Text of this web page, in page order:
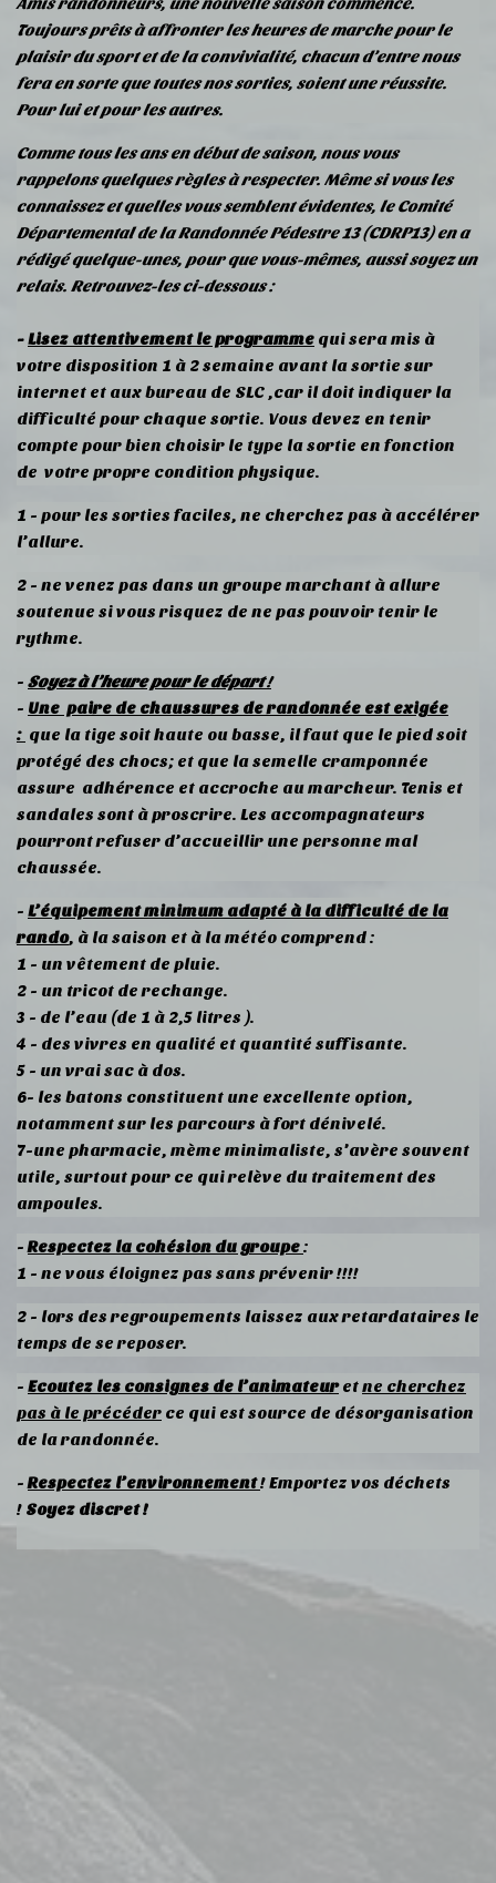
Toujours prêts à affronter les heures de marche pour le
plaisir du sport et de la convivialité, chacun d’entre nous
fera en sorte que toutes nos sorties, soient une réussite.
Pour lui et pour les autres.
Comme tous les ans en début de saison, nous vous
rappelons quelques règles à respecter. Même si vous les
connaissez et quelles vous semblent évidentes, le Comité
Départemental de la Randonnée Pédestre 13 (CDRP13) en a
rédigé quelque-unes, pour que vous-mêmes, aussi soyez un
relais. Retrouvez-les ci-dessous :
-Lisez attentivement le programme qui sera mis à
votre disposition 1 à 2 semaine avant la sortie sur
internet et aux bureau de SLC ,car il doit indiquer la
difficulté pour chaque sortie. Vous devez en tenir
compte pour bien choisir le type la sortie en fonction
de votre propre condition physique.
1 - pour les sorties faciles, ne cherchez pas à accélérer
l’allure.
2 - ne venez pas dans un groupe marchant à allure
soutenue si vous risquez de ne pas pouvoir tenir le
rythme.
- Soyez à l’heure pour le départ!
- Une paire de chaussures de randonnée est exigée
: que la tige soit haute ou basse, il faut que le pied soit
protégé des chocs; et que la semelle cramponnée
assure adhérence et accroche au marcheur. Tenis et
sandales sont à proscrire. Les accompagnateurs
pourront refuser d’accueillir une personne mal
chaussée.
- L’équipement minimum adapté à la difficulté de la
rando, à la saison et à la météo comprend :
1 - un vêtement de pluie.
2 - un tricot de rechange.
3 - de l’eau (de 1 à 2,5 litres ).
4 - des vivres en qualité et quantité suffisante.
5 - un vrai sac à dos.
6- les batons constituent une excellente option,
notamment sur les parcours à fort dénivelé.
7-une pharmacie, mème minimaliste, s'avère souvent
utile, surtout pour ce qui relève du traitement des
ampoules.
-Respectez la cohésion du groupe:
1 - ne vous éloignez pas sans prévenir !!!!
2 - lors des regroupements laissez aux retardataires le
temps de se reposer.
- Ecoutez les consignes de l’animateuretne cherchez
pas à le précéder ce qui est source de désorganisation
de la randonnée.
-Respectez l’environnement!Emportez vos déchets
! Soyez discret !